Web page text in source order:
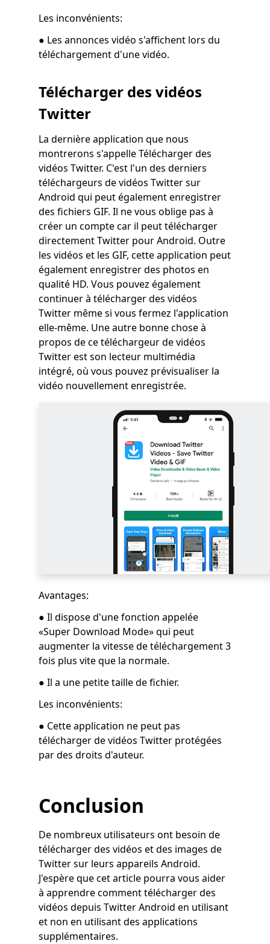
Les inconvénients:
● Les annonces vidéo s'affichent lors du
téléchargement d'une vidéo.
Télécharger des vidéos
Twitter
La dernière application que nous
montrerons s'appelle Télécharger des
vidéos Twitter. C'est l'un des derniers
téléchargeurs de vidéos Twitter sur
Android qui peut également enregistrer
des fichiers GIF. Il ne vous oblige pas à
créer un compte car il peut télécharger
directement Twitter pour Android. Outre
les vidéos et les GIF, cette application peut
également enregistrer des photos en
qualité HD. Vous pouvez également
continuer à télécharger des vidéos
Twitter même si vous fermez l'application
elle-même. Une autre bonne chose à
propos de ce téléchargeur de vidéos
Twitter est son lecteur multimédia
intégré, où vous pouvez prévisualiser la
vidéo nouvellement enregistrée.
Avantages:
● Il dispose d'une fonction appelée
«Super Download Mode» qui peut
augmenter la vitesse de téléchargement 3
fois plus vite que la normale.
● Il a une petite taille de fichier.
Les inconvénients:
● Cette application ne peut pas
télécharger de vidéos Twitter protégées
par des droits d'auteur.
Conclusion
De nombreux utilisateurs ont besoin de
télécharger des vidéos et des images de
Twitter sur leurs appareils Android.
J'espère que cet article pourra vous aider
à apprendre comment télécharger des
vidéos depuis Twitter Android en utilisant
et non en utilisant des applications
supplémentaires.